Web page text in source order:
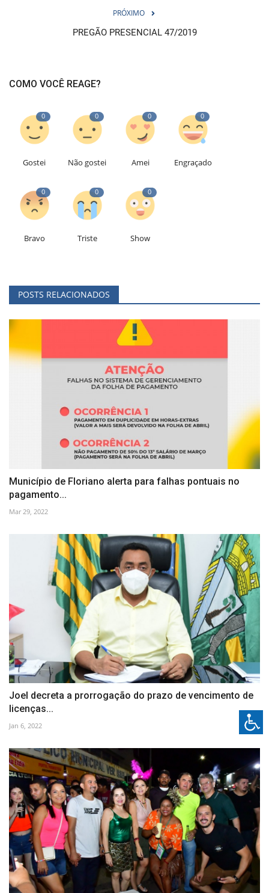
PRÓXIMO
PREGÃO PRESENCIAL 47/2019
COMO VOCÊ REAGE?
0
Gostei
0
Não gostei
0
Amei
0
Engraçado
0
Bravo
0
Triste
0
Show
POSTS RELACIONADOS
Município de Floriano alerta para falhas pontuais no
pagamento...
Mar 29, 2022
Joel decreta a prorrogação do prazo de vencimento de
licenças...
Jan 6, 2022